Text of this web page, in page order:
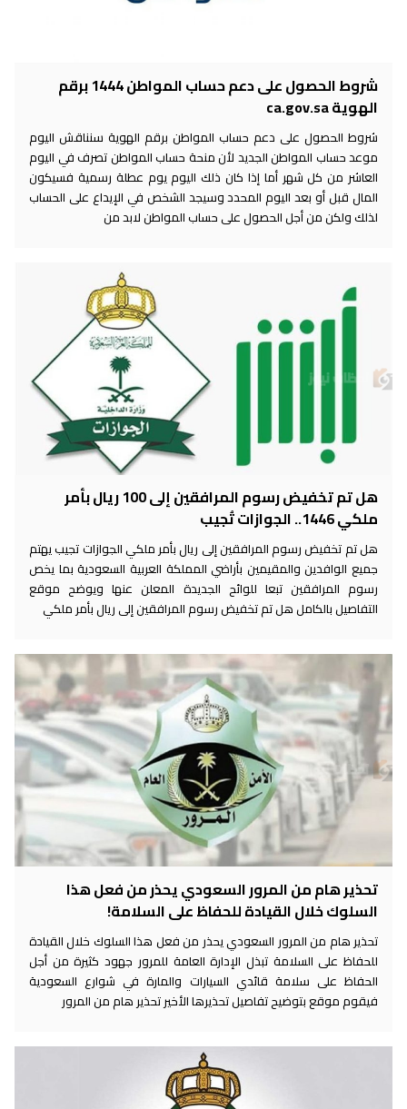
شروط الحصول على دعم حساب المواطن 1444 برقم
الهوية ca.gov.sa
شروط الحصول على دعم حساب المواطن برقم الهوية سنناقش اليوم
موعد حساب المواطن الجديد لأن منحة حساب المواطن تصرف في اليوم
العاشر من كل شهر أما إذا كان ذلك اليوم يوم عطلة رسمية فسيكون
المال قبل أو بعد اليوم المحدد وسيجد الشخص في الإيداع على الحساب
لذلك ولكن من أجل الحصول على حساب المواطن لابد من
هل تم تخفيض رسوم المرافقين إلى 100 ريال بأمر
ملكي 1446.. الجوازات تُجيب
هل تم تخفيض رسوم المرافقين إلى ريال بأمر ملكي الجوازات تجيب يهتم
جميع الوافدين والمقيمين بأراضي المملكة العربية السعودية بما يخص
رسوم المرافقين تبعا للوائح الجديدة المعلن عنها ويوضح موقع
التفاصيل بالكامل هل تم تخفيض رسوم المرافقين إلى ريال بأمر ملكي
تحذير هام من المرور السعودي يحذر من فعل هذا
السلوك خلال القيادة للحفاظ على السلامة!
تحذير هام من المرور السعودي يحذر من فعل هذا السلوك خلال القيادة
للحفاظ على السلامة تبذل الإدارة العامة للمرور جهود كثيرة من أجل
الحفاظ على سلامة قائدي السيارات والمارة في شوارع السعودية
فيقوم موقع بتوضيح تفاصيل تحذيرها الأخير تحذير هام من المرور